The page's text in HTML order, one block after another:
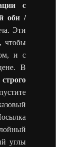
с
оби /
Эти
чтобы
и с
В
строго
углы